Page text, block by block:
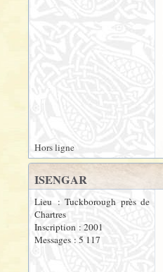
Hors ligne
ISENGAR
Lieu : Tuckborough près de
Chartres
Inscription : 2001
Messages : 5 117